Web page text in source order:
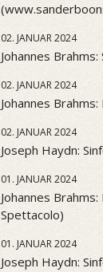
02. JANUAR 2024
Johannes
02. JANUAR 2024
Johannes
02. JANUAR 2024
Joseph Haydn:
01. JANUAR 2024
Johannes
Spettacolo)
01. JANUAR 2024
Joseph Haydn: